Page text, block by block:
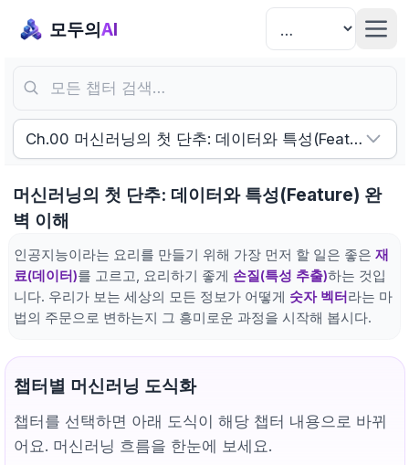
모두의AI
모든 챕터 검색…
Ch.00 머신러닝의 첫 단추: 데이터와 특성(Feature) 완
머신러닝의 첫 단추: 데이터와 특성(Feature) 완
벽 이해
인공지능이라는 요리를 만들기 위해 가장 먼저 할 일은 좋은 재
료(데이터)를 고르고, 요리하기 좋게 손질(특성 추출)하는 것입
니다. 우리가 보는 세상의 모든 정보가 어떻게 숫자 벡터라는 마
법의 주문으로 변하는지 그 흥미로운 과정을 시작해 봅시다.
챕터별 머신러닝 도식화
챕터를 선택하면 아래 도식이 해당 챕터 내용으로 바뀌
어요. 머신러닝 흐름을 한눈에 보세요.